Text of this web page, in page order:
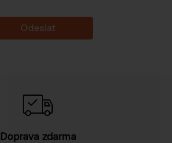
Doprava zdarma